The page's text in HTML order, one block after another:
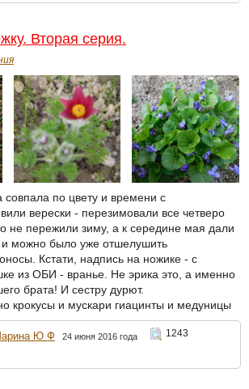
Вторая серия.
по цвету и времени с
верески - перезимовали все четверо
не пережили зиму, а к середине мая дали
и можно было уже отшелушить
Кстати, надпись на ножике - с
из ОБИ - вранье. Не эрика это, а именно
брата! И сестру дурют.
крокусы и мускари гиацинты и медуницы
Ю Ф 24 июня 2016 года
1243